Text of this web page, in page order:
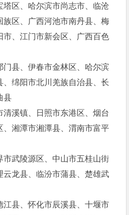
塔区、哈尔滨市尚志市、临沧
族区、广西河池市南丹县、梅
市、江门市新会区、广西百色
门县、伊春市金林区、哈尔滨
、绵阳市北川羌族自治县、长
县
溪镇、日照市东港区、烟台
、湘潭市湘潭县、渭南市富平
市武陵源区、中山市五桂山街
云龙县、临汾市蒲县、楚雄武
江县、怀化市辰溪县、十堰市